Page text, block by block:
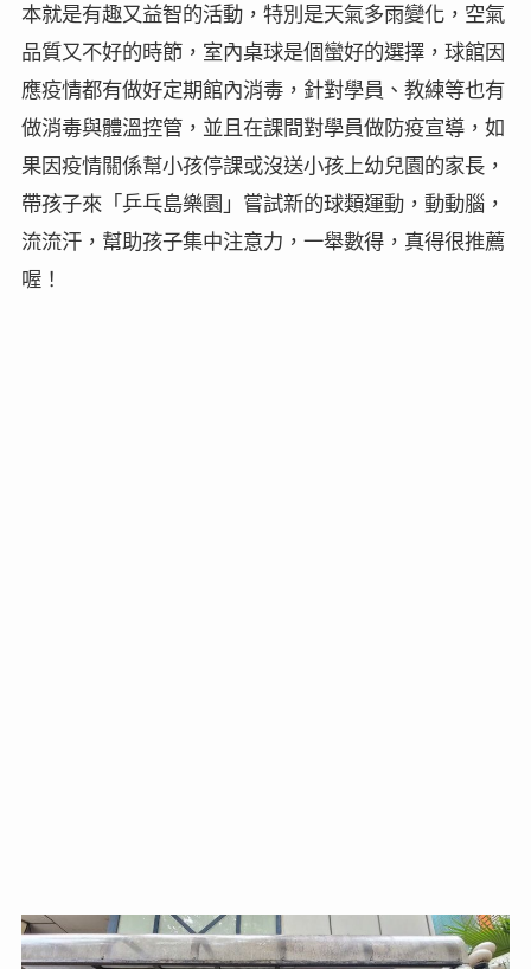
本就是有趣又益智的活動，特別是天氣多雨變化，空氣
品質又不好的時節，室內桌球是個蠻好的選擇，球館因
應疫情都有做好定期館內消毒，針對學員、教練等也有
做消毒與體溫控管，並且在課間對學員做防疫宣導，如
果因疫情關係幫小孩停課或沒送小孩上幼兒園的家長，
帶孩子來「乒乓島樂園」嘗試新的球類運動，動動腦，
流流汗，幫助孩子集中注意力，一舉數得，真得很推薦
喔！